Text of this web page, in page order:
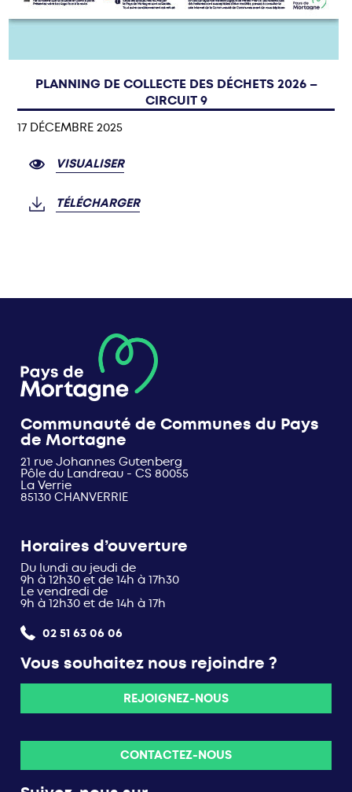
PLANNING DE COLLECTE DES DÉCHETS 2026 –
CIRCUIT 9
17 DÉCEMBRE 2025
VISUALISER
TÉLÉCHARGER
Communauté de Communes du Pays
de Mortagne
21 rue Johannes Gutenberg
Pôle du Landreau - CS 80055
La Verrie
85130 CHANVERRIE
Horaires d’ouverture
Du lundi au jeudi de
9h à 12h30 et de 14h à 17h30
Le vendredi de
9h à 12h30 et de 14h à 17h
02 51 63 06 06
Vous souhaitez nous rejoindre ?
REJOIGNEZ-NOUS
CONTACTEZ-NOUS